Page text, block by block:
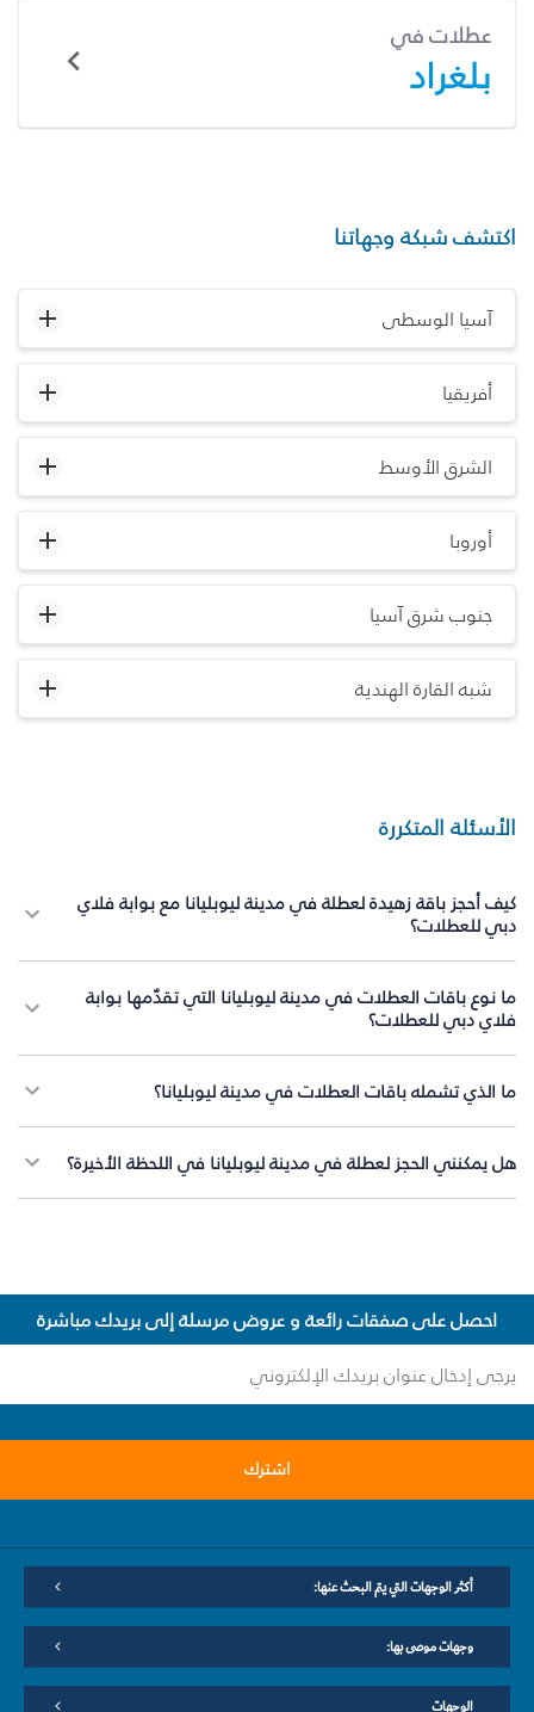
عطلات في
بلغراد
اكتشف شبكة وجهاتنا
آسيا الوسطى
أفريقيا
الشرق الأوسط
أوروبا
جنوب شرق آسيا
شبه القارة الهندية
الأسئلة المتكررة
كيف أحجز باقة زهيدة لعطلة في مدينة ليوبليانا مع بوابة فلاي
دبي للعطلات؟
ما نوع باقات العطلات في مدينة ليوبليانا التي تقدّمها بوابة
فلاي دبي للعطلات؟
ما الذي تشمله باقات العطلات في مدينة ليوبليانا؟
هل يمكنني الحجز لعطلة في مدينة ليوبليانا في اللحظة الأخيرة؟
احصل على صفقات رائعة و عروض مرسلة إلى بريدك مباشرة
اشترك
أكثر الوجهات التي يتم البحث عنها:
وجهات موصى بها:
الوجهات